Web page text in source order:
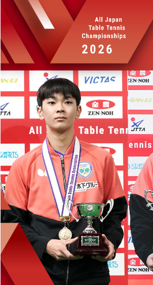
日程
公式記録
国内ランキング
公式大会優勝記録
大会・試合
日本代表
特集
TV・メディア情報
お知らせ
プレスリリース
競技者(パスウェイ)・審判
その他
男子ナショナルチーム選
手・候補
女子ナショナルチーム選
手・候補
男子世界ランキング
女子世界ランキング
各種選考基準
強化スタッフ
卓球の基本的なルール
競技規則
観戦ガイド
卓球用語集
スポーツ栄養カルタ
協会会員登録
ゼッケンについて
競技者育成事業
審判
指導者
公認資格者名簿
公認品一覧
公認メーカー一覧
卓球協会のミッション
会長あいさつ
役員委員
沿革・組織図
取り組み・活動
関連団体代表委員など
規程・お見舞い制度
ハンドブックデータ
国際交流届申込みフォーム
国際大会自主参加申請
競技ウエア広告申請
競技ウエアチーム名申請
日本卓球ルールのお問い合
わせ
審判員ネームプレート制作
申込